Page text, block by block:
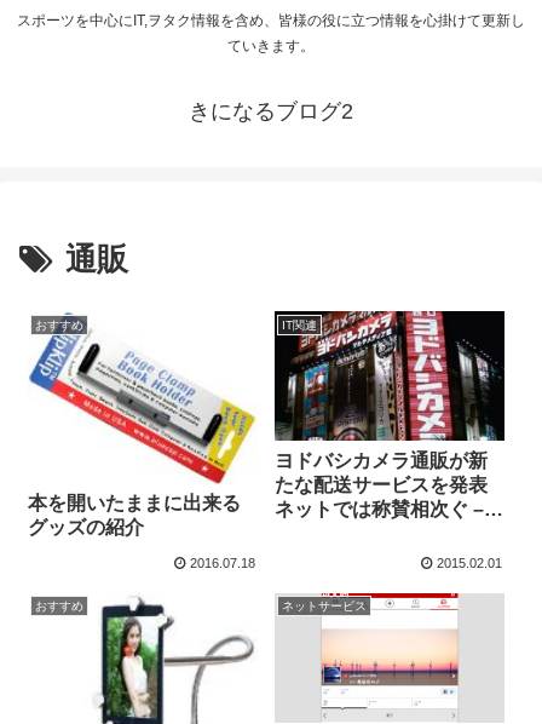
スポーツを中心にIT,ヲタク情報を含め、皆様の役に立つ情報を心掛けて更新し
ていきます。
きになるブログ2
通販
おすすめ
本を開いたままに出来る
グッズの紹介
2016.07.18
IT関連
ヨドバシカメラ通販が新
たな配送サービスを発表
ネットでは称賛相次ぐ –
2015.02.01
おすすめ ネットサービス